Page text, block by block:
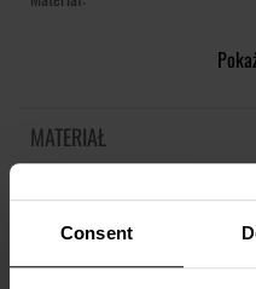
Consent
Zielona spódnica z
Regular fit
Modelka ma na sobie rozmiar S
Wzrost modelki: 177 cm
MATERIAŁ
KOSZT DOSTAWY